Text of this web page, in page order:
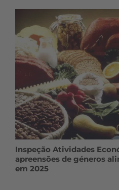
Inspeção Atividades
apreensões de géneros
em 2025